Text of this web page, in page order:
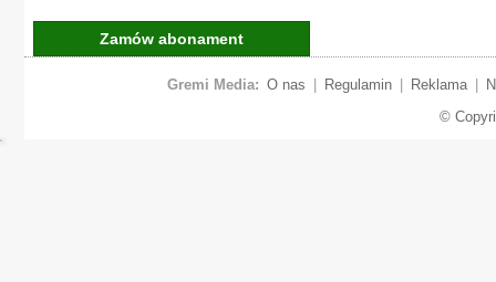
Zamów abonament
Gremi Media: O nas Regulamin Reklama
©